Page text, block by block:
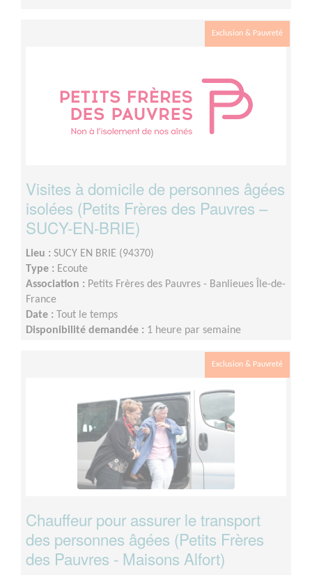
Exclusion & Pauvreté
Visites à domicile de personnes âgées
isolées (Petits Frères des Pauvres –
SUCY-EN-BRIE)
Lieu : SUCY EN BRIE (94370)
Type : Ecoute
Association : Petits Frères des Pauvres - Banlieues Île-de-
France
Date : Tout le temps
Disponibilité demandée : 1 heure par semaine
Exclusion & Pauvreté
Chauffeur pour assurer le transport
des personnes âgées (Petits Frères
des Pauvres - Maisons Alfort)